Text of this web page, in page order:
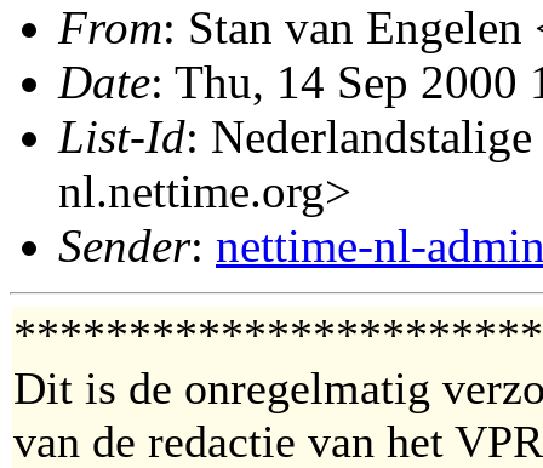
From: Stan van Engelen
Date: Thu, 14 Sep 2000
List-Id:
nl.nettime.org>
Sender: nettime-nl-
Dit is de onregelmatig
van de redactie van het